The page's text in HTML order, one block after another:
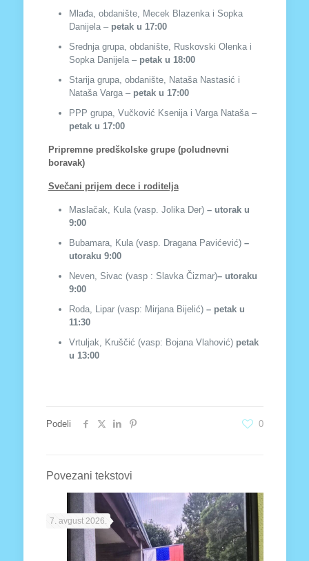
Mlađa, obdanište, Mecek Blazenka i Sopka
Danijela – petak u 17:00
Srednja grupa, obdanište, Ruskovski Olenka i
Sopka Danijela – petak u 18:00
Starija grupa, obdanište, Nataša Nastasić i
Nataša Varga – petak u 17:00
PPP grupa, Vučković Ksenija i Varga Nataša –
petak u 17:00
Pripremne predškolske grupe (poludnevni
boravak)
Svečani prijem dece i roditelja
Maslačak, Kula (vasp. Jolika Der) – utorak u
9:00
Bubamara, Kula (vasp. Dragana Pavićević) –
utoraku 9:00
Neven, Sivac (vasp : Slavka Čizmar)– utoraku
9:00
Roda, Lipar (vasp: Mirjana Bijelić) – petak u
11:30
Vrtuljak, Kruščić (vasp: Bojana Vlahović) petak
u 13:00
Podeli 0
Povezani tekstovi
7. avgust 2026.